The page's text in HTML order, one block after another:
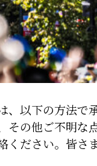
、以下の方法で
その他ご不明な
ください。皆さ